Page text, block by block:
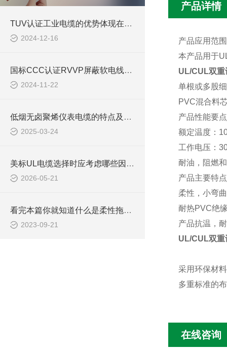
TUV认证工业电缆的优势体现在哪些方面？
2024-12-16
国标CCC认证RVVP屏蔽软电线如何挑选
2024-11-22
低烟无卤聚烯仪表电缆的特点及应用领域
2025-03-24
美标UL电缆选择时应考虑哪些因素？
2026-05-21
看完本篇你就知道什么是柔性拖链电缆了
2023-09-21
产品详情
产品应用范
本产品用于
UL/CUL双重
单根或多股
PVC混合料
产品性能要
额定温度：
工作电压：
耐油，阻燃
产品主要特点
柔性，小弯
耐热PVC绝
产品抗温，
UL/CUL双重
采用环保材
多重标准的
在线咨询